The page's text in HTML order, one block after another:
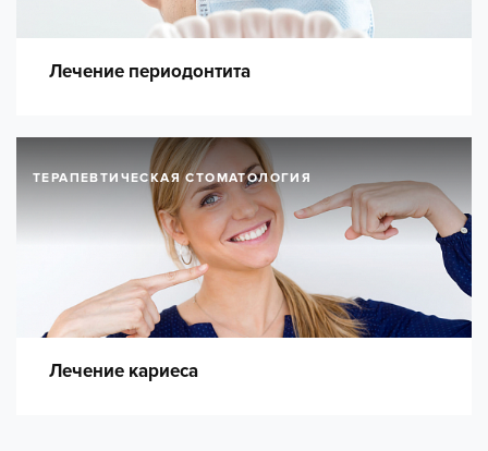
Лечение периодонтита
ТЕРАПЕВТИЧЕСКАЯ СТОМАТОЛОГИЯ
Лечение кариеса